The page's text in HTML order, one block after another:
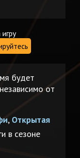
будет
от
, Открытая
в сезоне